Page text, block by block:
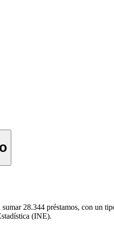
28.344 préstamos, con un
(INE).